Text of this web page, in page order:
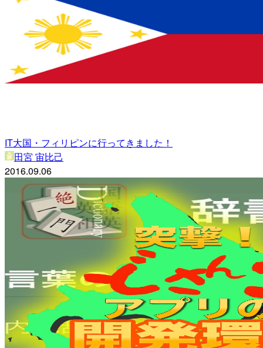
IT大国・フィリピンに行ってきました！
田宮 宙比己
2016.09.06